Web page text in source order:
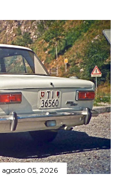
agosto 05, 2026